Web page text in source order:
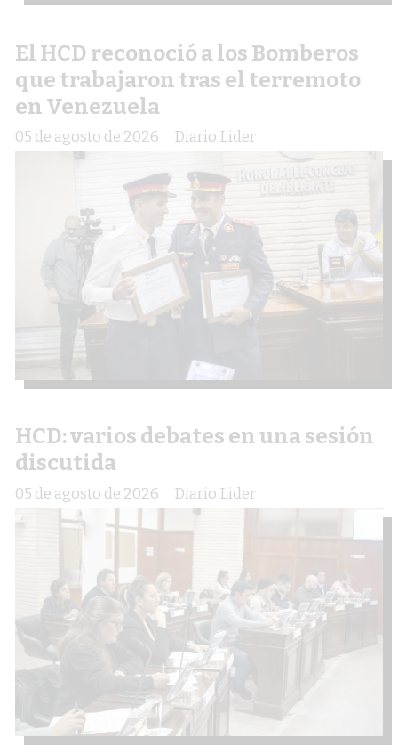
El HCD reconoció a los Bomberos
que trabajaron tras el terremoto
en Venezuela
Diario Lider
05 de agosto de 2026
HCD: varios debates en una sesión
discutida
Diario Lider
05 de agosto de 2026